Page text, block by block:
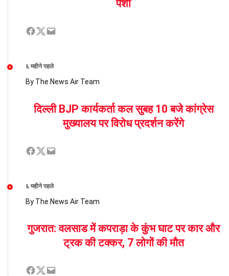
पेशी
६ महीने पहले
By The News Air Team
दिल्ली BJP कार्यकर्ता कल सुबह 10 बजे कांग्रेस
मुख्यालय पर विरोध प्रदर्शन करेंगे
६ महीने पहले
By The News Air Team
गुजरात: वलसाड में कपराड़ा के कुंभ घाट पर कार और
ट्रक की टक्कर, 7 लोगों की मौत